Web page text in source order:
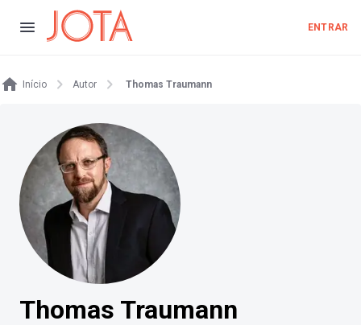
ENTRAR
Início Autor Thomas Traumann
Thomas Traumann